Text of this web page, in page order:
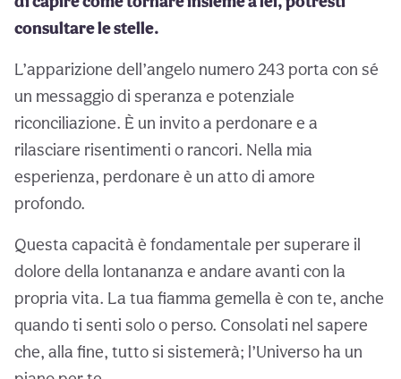
consultare le stelle.
L’apparizione dell’angelo numero 243 porta con sé
un messaggio di speranza e potenziale
riconciliazione. È un invito a perdonare e a
rilasciare risentimenti o rancori. Nella mia
esperienza, perdonare è un atto di amore
profondo.
Questa capacità è fondamentale per superare il
dolore della lontananza e andare avanti con la
propria vita. La tua fiamma gemella è con te, anche
quando ti senti solo o perso. Consolati nel sapere
che, alla fine, tutto si sistemerà; l’Universo ha un